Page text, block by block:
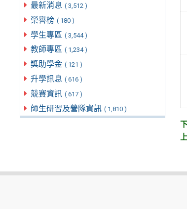
最新消息 ( 3,512 )
榮譽榜 ( 180 )
學生專區 ( 3,544 )
教師專區 ( 1,234 )
獎助學金 ( 121 )
升學訊息 ( 616 )
競賽資訊 ( 617 )
師生研習及營隊資訊 ( 1,810 )